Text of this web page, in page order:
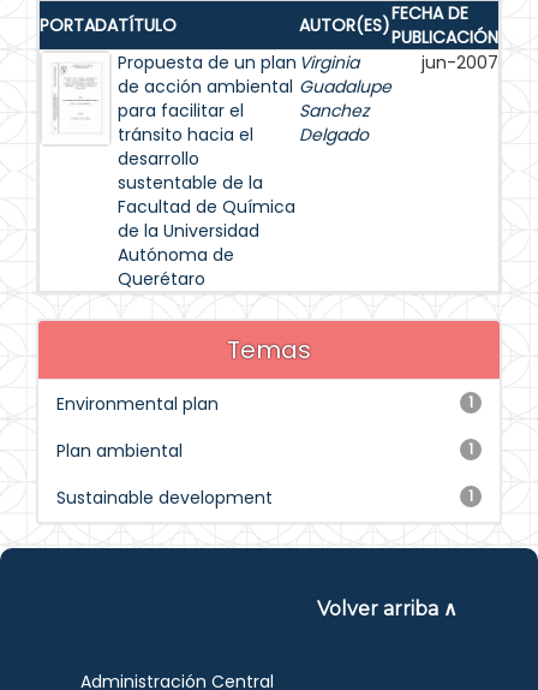
PORTADATÍTULO AUTOR(ES)FECHA DE
PUBLICACIÓN
Propuesta de un plan
de acción ambiental
para facilitar el
tránsito hacia el
desarrollo
sustentable de la
Facultad de Química
de la Universidad
Autónoma de
Querétaro
Virginia
Guadalupe
Sanchez
Delgado
jun-2007
Temas
1
Environmental plan
1
Plan ambiental
1
Sustainable development
Volver arriba ∧
Administración Central